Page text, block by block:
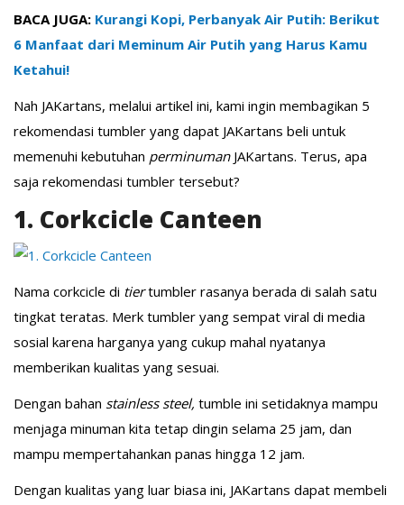
BACA JUGA: Kurangi Kopi, Perbanyak Air Putih: Berikut
6 Manfaat dari Meminum Air Putih yang Harus Kamu
Ketahui!
Nah JAKartans, melalui artikel ini, kami ingin membagikan 5
rekomendasi tumbler yang dapat JAKartans beli untuk
memenuhi kebutuhan perminuman JAKartans. Terus, apa
saja rekomendasi tumbler tersebut?
1. Corkcicle Canteen
Nama corkcicle di tiertumbler rasanya berada di salah satu
tingkat teratas. Merk tumbler yang sempat viral di media
sosial karena harganya yang cukup mahal nyatanya
memberikan kualitas yang sesuai.
Dengan bahan stainless steel, tumble ini setidaknya mampu
menjaga minuman kita tetap dingin selama 25 jam, dan
mampu mempertahankan panas hingga 12 jam.
Dengan kualitas yang luar biasa ini, JAKartans dapat membeli